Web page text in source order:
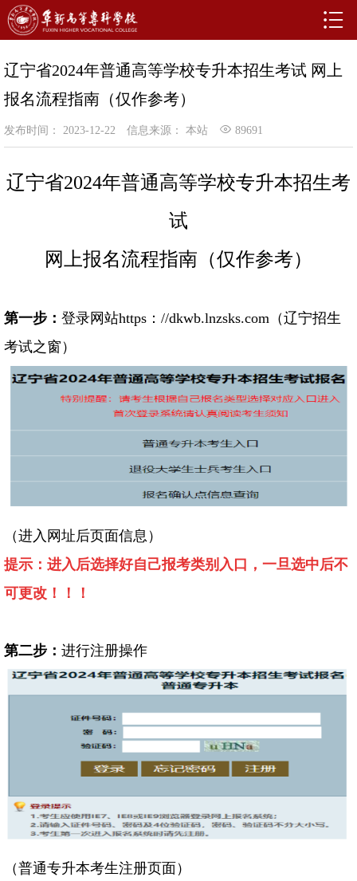
辽宁省2024年普通高等学校专升本招生考试 网上
报名流程指南（仅作参考）
发布时间： 2023-12-22 信息来源： 本站 89691
辽宁省2024年普通高等学校专升本招生考
试
网上报名流程指南（仅作参考）
第一步： 登录网站https ： //dkwb.lnzsks.com （辽宁招生
考试之窗）
（进入网址后页面信息）
提示：进入后选择好自己报考类别入口，一旦选中后不
可更改！！！
第二步： 进行注册操作
（普通专升本考生注册页面）